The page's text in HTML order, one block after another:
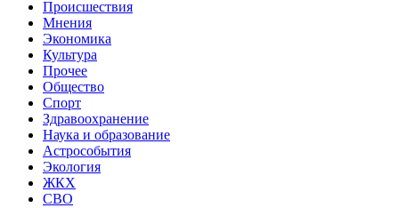
Происшествия
Мнения
Экономика
Культура
Прочее
Общество
Спорт
Здравоохранение
Наука и образование
Астрособытия
Экология
ЖКХ
СВО